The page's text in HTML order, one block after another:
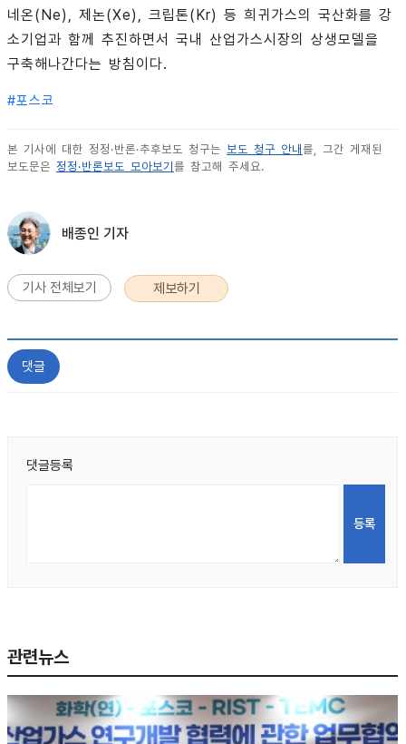
네온(Ne), 제논(Xe), 크립톤(Kr) 등 희귀가스의 국산화를 강
소기업과 함께 추진하면서 국내 산업가스시장의 상생모델을
구축해나간다는 방침이다.
#포스코
본 기사에 대한 정정·반론·추후보도 청구는 보도 청구 안내 를, 그간 게재된
보도문은 정정·반론보도 모아보기 를 참고해 주세요.
배종인 기자
기사 전체보기 제보하기
댓글
댓글등록
관련뉴스